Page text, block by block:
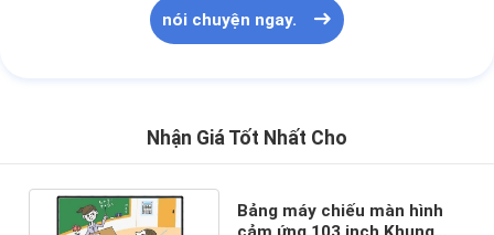
nói chuyện ngay.
Nhận Giá Tốt Nhất Cho
Bảng máy chiếu màn hình